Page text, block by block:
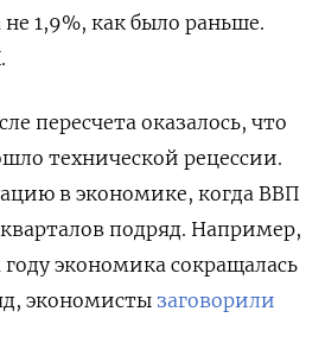
не 1,9%, как было раньше.
пересчета оказалось, что
технической рецессии.
в экономике, когда ВВП
подряд. Например,
экономика сокращалась
экономисты заговорили